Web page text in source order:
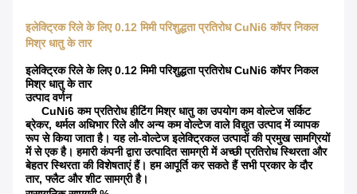
इलेक्ट्रिक रिले के लिए 0.12 मिमी परिशुद्धता प्रतिरोध CuNi6 कॉपर निकल
मिश्र धातु के तार
इलेक्ट्रिक रिले के लिए 0.12 मिमी परिशुद्धता प्रतिरोध CuNi6 कॉपर निकल
मिश्र धातु के तार
उत्पाद वर्णन
CuNi6 कम प्रतिरोध हीटिंग मिश्र धातु का उपयोग कम वोल्टेज सर्किट
ब्रेकर, थर्मल अधिभार रिले और अन्य कम वोल्टेज वाले विद्युत उत्पाद में व्यापक
रूप से किया जाता है। यह लो-वोल्टेज इलेक्ट्रिकल उत्पादों की प्रमुख सामग्रियों
में से एक है। हमारी कंपनी द्वारा उत्पादित सामग्री में अच्छी प्रतिरोध स्थिरता और
बेहतर स्थिरता की विशेषताएं हैं। हम आपूर्ति कर सकते हैं सभी प्रकार के दौर
तार, फ्लैट और शीट सामग्री है।